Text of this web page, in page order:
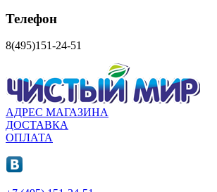
Телефон
8(495)151-24-51
АДРЕС МАГАЗИНА
ДОСТАВКА
ОПЛАТА